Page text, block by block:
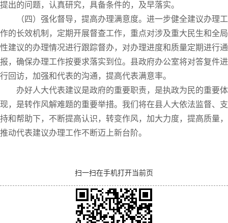
提出的问题，认真研究，具备条件的，及早落实。
（四）强化督导，提高办理满意度。进一步健全建议办理工
作的长效机制，定期开展督查工作，重点对涉及重大民生和全局
性建议的办理情况进行跟踪督办，对办理进度和质量定期进行通
报，确保办理工作按要求落实到位。县政府办公室将对答复件进
行回访，加强和代表的沟通，提高代表满意率。
办好人大代表建议是政府的重要职责，是执政为民的重要体
现，是转作风解难题的重要举措。我们将在县人大依法监督、支
持和帮助下，不断提高认识，转变作风，加大力度，提高质量，
推动代表建议办理工作不断迈上新台阶。
扫一扫在手机打开当前页